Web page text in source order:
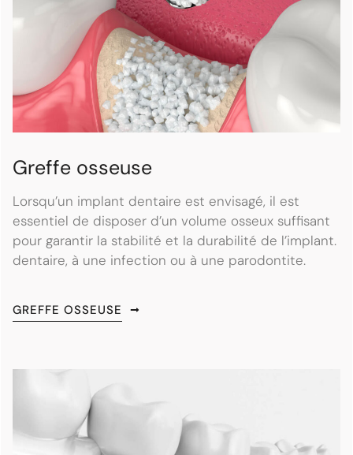
Greffe osseuse
Lorsqu’un implant dentaire est envisagé, il est
essentiel de disposer d’un volume osseux suffisant
pour garantir la stabilité et la durabilité de l’implant.
dentaire, à une infection ou à une parodontite.
GREFFE OSSEUSE